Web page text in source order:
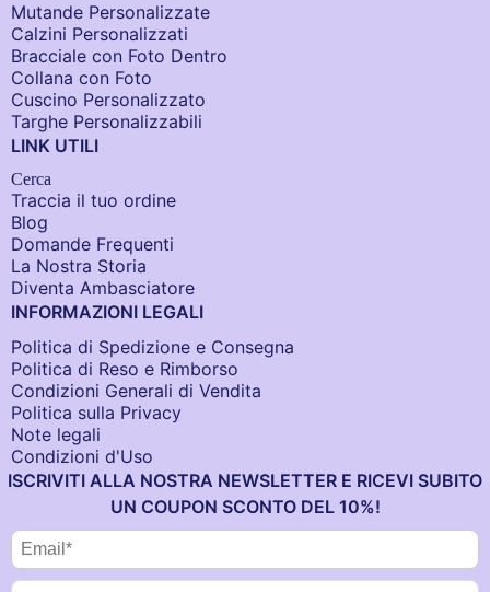
Mutande Personalizzate
Calzini Personalizzati
Bracciale con Foto Dentro​
Collana con Foto
Cuscino Personalizzato
Targhe Personalizzabili
LINK UTILI
Cerca
Traccia il tuo ordine
Blog
Domande Frequenti
La Nostra Storia
Diventa Ambasciatore
INFORMAZIONI LEGALI
Politica di Spedizione e Consegna
Politica di Reso e Rimborso
Condizioni Generali di Vendita
Politica sulla Privacy
Note legali
Condizioni d'Uso
ISCRIVITI ALLA NOSTRA NEWSLETTER E RICEVI SUBITO
UN COUPON SCONTO DEL 10%!